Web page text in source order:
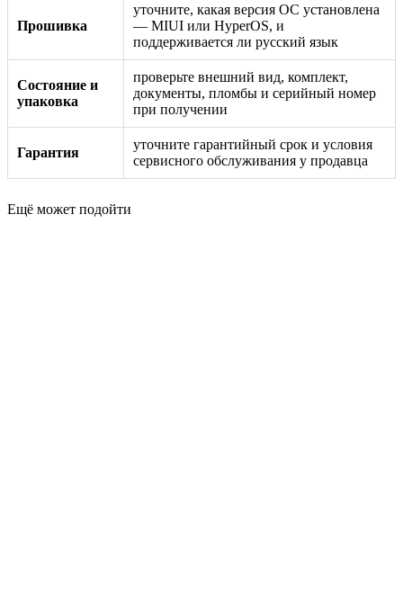
Прошивка
уточните, какая версия ОС установлена
— MIUI или HyperOS, и
поддерживается ли русский язык
Состояние и
упаковка
проверьте внешний вид, комплект,
документы, пломбы и серийный номер
при получении
Гарантия
уточните гарантийный срок и условия
сервисного обслуживания у продавца
Ещё может подойти